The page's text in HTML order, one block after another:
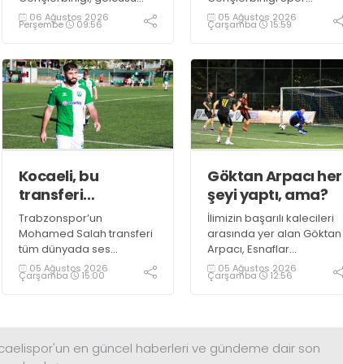
Semih Şaşmaz ile devam
ediyor.
06 Ağustos 2026
Perşembe 09:56
Kulübü, altyapısından
yetiştirdiği sporcularla
devam ediyor.
05 Ağustos 2026
Çarşamba 15:59
Kocaeli, bu
transferi
konuşuyor!
Trabzonspor’un
Mohamed Salah transferi
tüm dünyada ses
getirirken Kocaeli
amatöründe de çok
05 Ağustos 2026
Çarşamba 15:00
Göktan Arpacı her
şeyi yaptı, ama?
İlimizin başarılı kalecileri
arasında yer alan Göktan
Arpacı, Esnaflar
Turnuvası’nda Ultra Çelik
takımının kalesini koruyor.
05 Ağustos 2026
Çarşamba 12:56
en güncel haberleri ve gündeme dair son